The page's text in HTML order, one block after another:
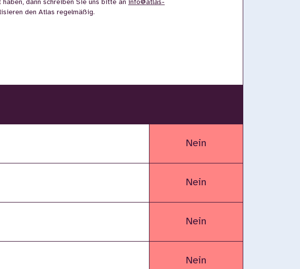
dann schreiben Sie uns bitte an info@atlas-
den Atlas regelmäßig.
Nein
Nein
Nein
Nein